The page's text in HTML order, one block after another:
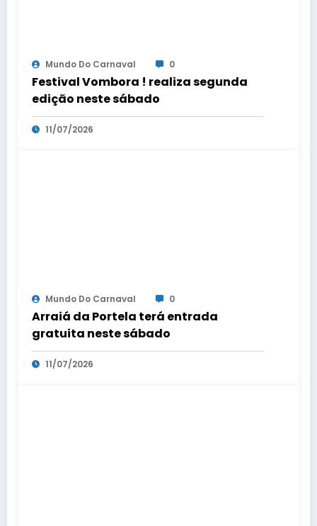
Mundo Do Carnaval 0
Festival Vombora ! realiza segunda
edição neste sábado
11/07/2026
Mundo Do Carnaval 0
Arraiá da Portela terá entrada
gratuita neste sábado
11/07/2026